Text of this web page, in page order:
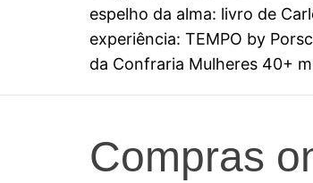
espelho da alma: livro de
experiência: TEMPO by
da Confraria Mulheres 40+
Compras